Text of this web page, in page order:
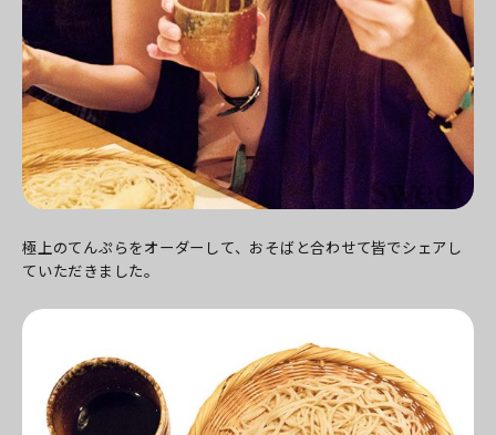
極上のてんぷらをオーダーして、おそばと合わせて皆でシェアし
ていただきました。